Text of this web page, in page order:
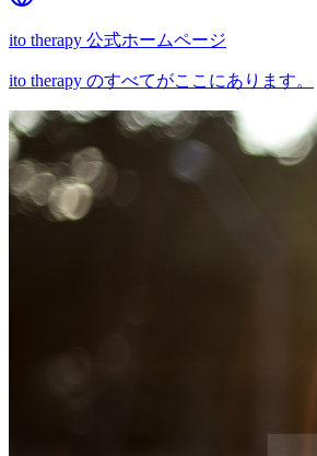
ito therapy 公式ホームページ
ito therapy のすべてがここにあります。